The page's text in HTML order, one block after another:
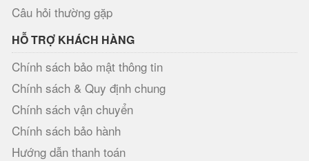
Câu hỏi thường gặp
HỖ TRỢ KHÁCH HÀNG
Chính sách bảo mật thông tin
Chính sách & Quy định chung
Chính sách vận chuyển
Chính sách bảo hành
Hướng dẫn thanh toán